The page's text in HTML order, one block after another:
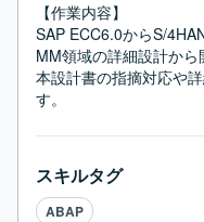
【作業内容】
SAP ECC6.0からS/
MM領域の詳細設計か
本設計書の指摘対応や
す。
スキルタグ
ABAP